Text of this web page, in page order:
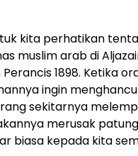
kita perhatikan
muslim arab di
1898. Ketika
ingin
sekitarnya
merusak
biasa kepada kita